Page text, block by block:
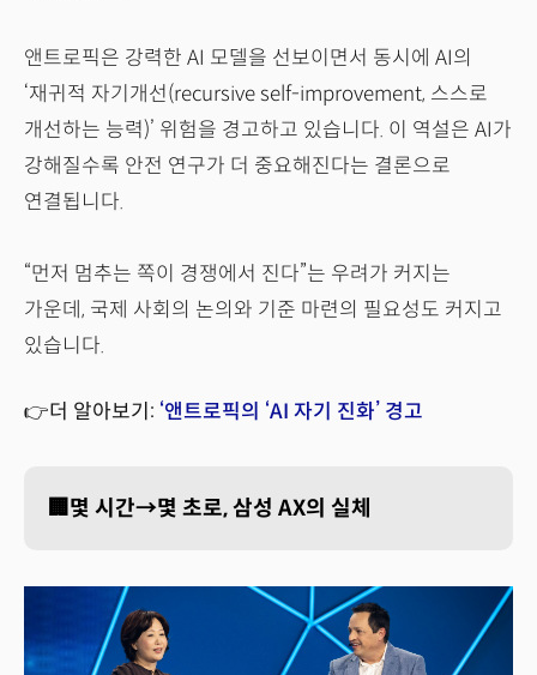
앤트로픽은 강력한 AI 모델을 선보이면서 동시에 AI의
‘재귀적 자기개선(recursive self-improvement, 스스로
개선하는 능력)’ 위험을 경고하고 있습니다. 이 역설은 AI가
강해질수록 안전 연구가 더 중요해진다는 결론으로
연결됩니다.
“먼저 멈추는 쪽이 경쟁에서 진다”는 우려가 커지는
가운데, 국제 사회의 논의와 기준 마련의 필요성도 커지고
있습니다.
👉더 알아보기: ‘앤트로픽의 ‘AI 자기 진화’ 경고
🏢몇 시간→몇 초로, 삼성 AX의 실체